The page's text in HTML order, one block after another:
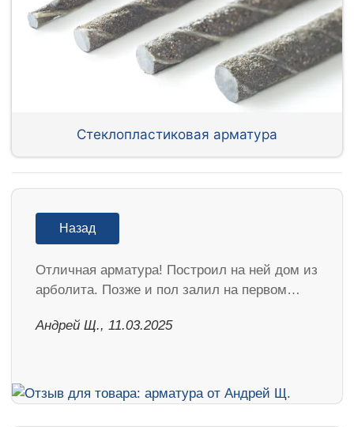
Стеклопластиковая арматура
Назад
Отличная арматура! Построил на ней дом из
арболита. Позже и пол залил на первом…
Андрей Щ., 11.03.2025